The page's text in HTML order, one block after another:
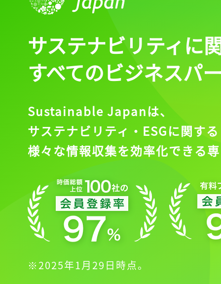
サステナビリティに
すべてのビジネスパ
Sustainable Japanは、
サステナビリティ・ESGに関する
様々な情報収集を効率化できる
※2025年1月29日時点。